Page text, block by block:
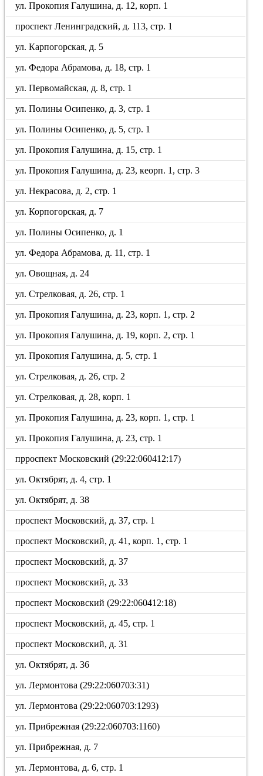
ул. Прокопия Галушина, д. 12, корп. 1
проспект Ленинградский, д. 113, стр. 1
ул. Карпогорская, д. 5
ул. Федора Абрамова, д. 18, стр. 1
ул. Первомайская, д. 8, стр. 1
ул. Полины Осипенко, д. 3, стр. 1
ул. Полины Осипенко, д. 5, стр. 1
ул. Прокопия Галушина, д. 15, стр. 1
ул. Прокопия Галушина, д. 23, кеорп. 1, стр. 3
ул. Некрасова, д. 2, стр. 1
ул. Корпогорская, д. 7
ул. Полины Осипенко, д. 1
ул. Федора Абрамова, д. 11, стр. 1
ул. Овощная, д. 24
ул. Стрелковая, д. 26, стр. 1
ул. Прокопия Галушина, д. 23, корп. 1, стр. 2
ул. Прокопия Галушина, д. 19, корп. 2, стр. 1
ул. Прокопия Галушина, д. 5, стр. 1
ул. Стрелковая, д. 26, стр. 2
ул. Стрелковая, д. 28, корп. 1
ул. Прокопия Галушина, д. 23, корп. 1, стр. 1
ул. Прокопия Галушина, д. 23, стр. 1
прроспект Московский (29:22:060412:17)
ул. Октябрят, д. 4, стр. 1
ул. Октябрят, д. 38
проспект Московский, д. 37, стр. 1
проспект Московский, д. 41, корп. 1, стр. 1
проспект Московский, д. 37
проспект Московский, д. 33
проспект Московский (29:22:060412:18)
проспект Московский, д. 45, стр. 1
проспект Московский, д. 31
ул. Октябрят, д. 36
ул. Лермонтова (29:22:060703:31)
ул. Лермонтова (29:22:060703:1293)
ул. Прибрежная (29:22:060703:1160)
ул. Прибрежная, д. 7
ул. Лермонтова, д. 6, стр. 1